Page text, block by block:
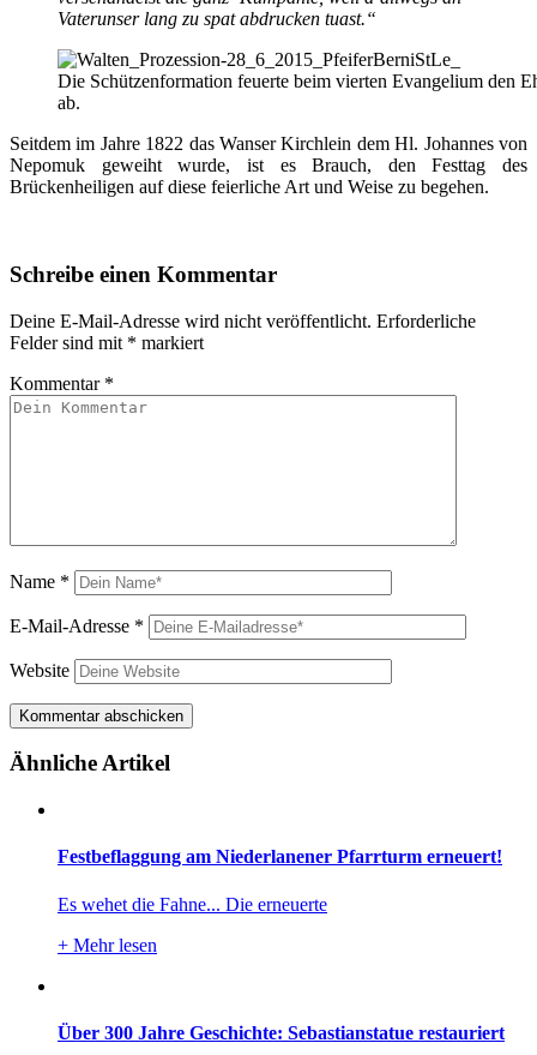
Vaterunser lang zu spat abdrucken tuast.“
Die Schützenformation feuerte beim vierten Evangelium den
ab.
Seitdem im Jahre 1822 das Wanser Kirchlein dem Hl. Johannes von
Nepomuk geweiht wurde, ist es Brauch, den Festtag des
Brückenheiligen auf diese feierliche Art und Weise zu begehen.
Schreibe einen Kommentar
Deine E-Mail-Adresse wird nicht veröffentlicht. Erforderliche
Felder sind mit * markiert
Kommentar *
Name *
E-Mail-Adresse *
Website
Ähnliche Artikel
Festbeflaggung am Niederlanener Pfarrturm erneuert!
Es wehet die Fahne... Die erneuerte
+ Mehr lesen
Über 300 Jahre Geschichte: Sebastianstatue restauriert